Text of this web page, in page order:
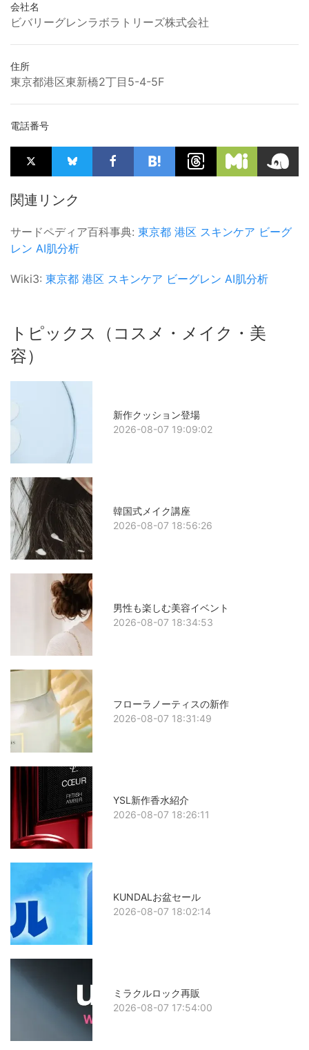
会社名
ビバリーグレンラボラトリーズ株式会社
住所
東京都港区東新橋2丁目5-4-5F
電話番号
関連リンク
サードペディア百科事典: 東京都 港区 スキンケア ビーグ
レン AI肌分析
Wiki3: 東京都 港区 スキンケア ビーグレン AI肌分析
トピックス（コスメ・メイク・美
容）
新作クッション登場
2026-08-07 19:09:02
韓国式メイク講座
2026-08-07 18:56:26
男性も楽しむ美容イベント
2026-08-07 18:34:53
フローラノーティスの新作
2026-08-07 18:31:49
YSL新作香水紹介
2026-08-07 18:26:11
KUNDALお盆セール
2026-08-07 18:02:14
ミラクルロック再販
2026-08-07 17:54:00